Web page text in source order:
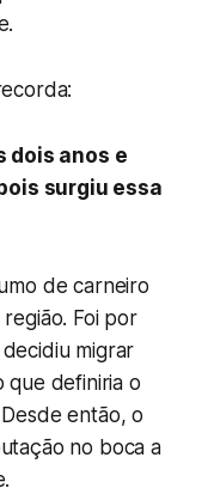
dois anos e
surgiu essa
de carneiro
Foi por
migrar
que definiria o
então, o
no boca a